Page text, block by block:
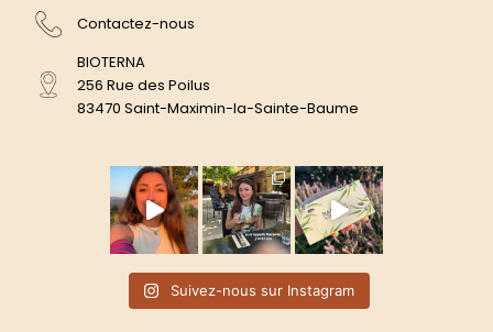
Contactez-nous
BIOTERNA
256 Rue des Poilus
83470 Saint-Maximin-la-Sainte-Baume
Suivez-nous sur Instagram